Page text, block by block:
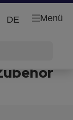
Menü
DE